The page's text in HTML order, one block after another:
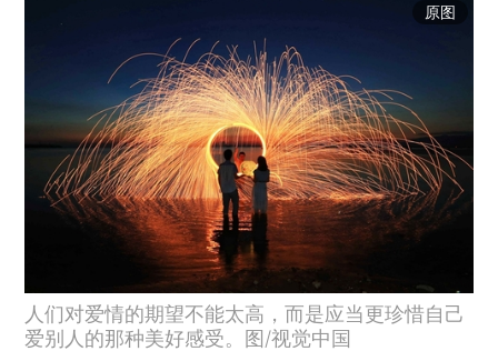
原图
人们对爱情的期望不能太高，而是应当更珍惜自己
爱别人的那种美好感受。图/视觉中国